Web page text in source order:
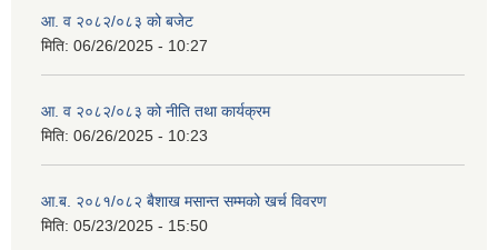
आ. व २०८२/०८३ को बजेट
मिति: 06/26/2025 - 10:27
आ. व २०८२/०८३ को नीति तथा कार्यक्रम
मिति: 06/26/2025 - 10:23
आ.ब. २०८१/०८२ बैशाख मसान्त सम्मको खर्च विवरण
मिति: 05/23/2025 - 15:50